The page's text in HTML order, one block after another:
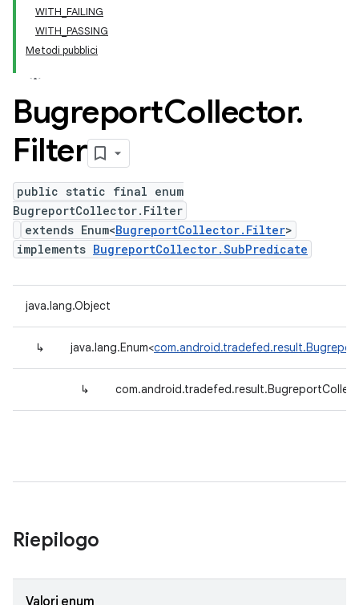
WITH_FAILING
WITH_PASSING
Metodi pubblici
BugreportCollector.
Filter
public static final enum
BugreportCollector.Filter
extends Enum<BugreportCollector.Filter>
implements BugreportCollector.SubPredicate
java.lang.Object
↳ java.lang.Enum<
↳
Riepilogo
Valori enum